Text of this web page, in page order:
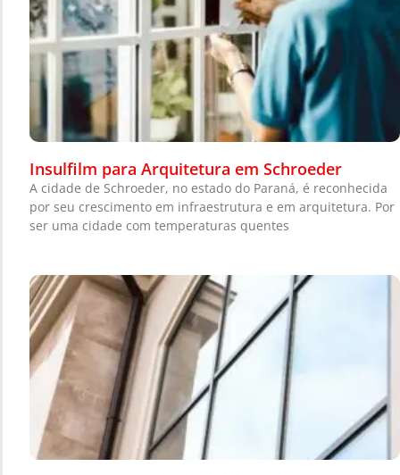
Insulfilm para Arquitetura em Schroeder
A cidade de Schroeder, no estado do Paraná, é reconhecida
por seu crescimento em infraestrutura e em arquitetura. Por
ser uma cidade com temperaturas quentes